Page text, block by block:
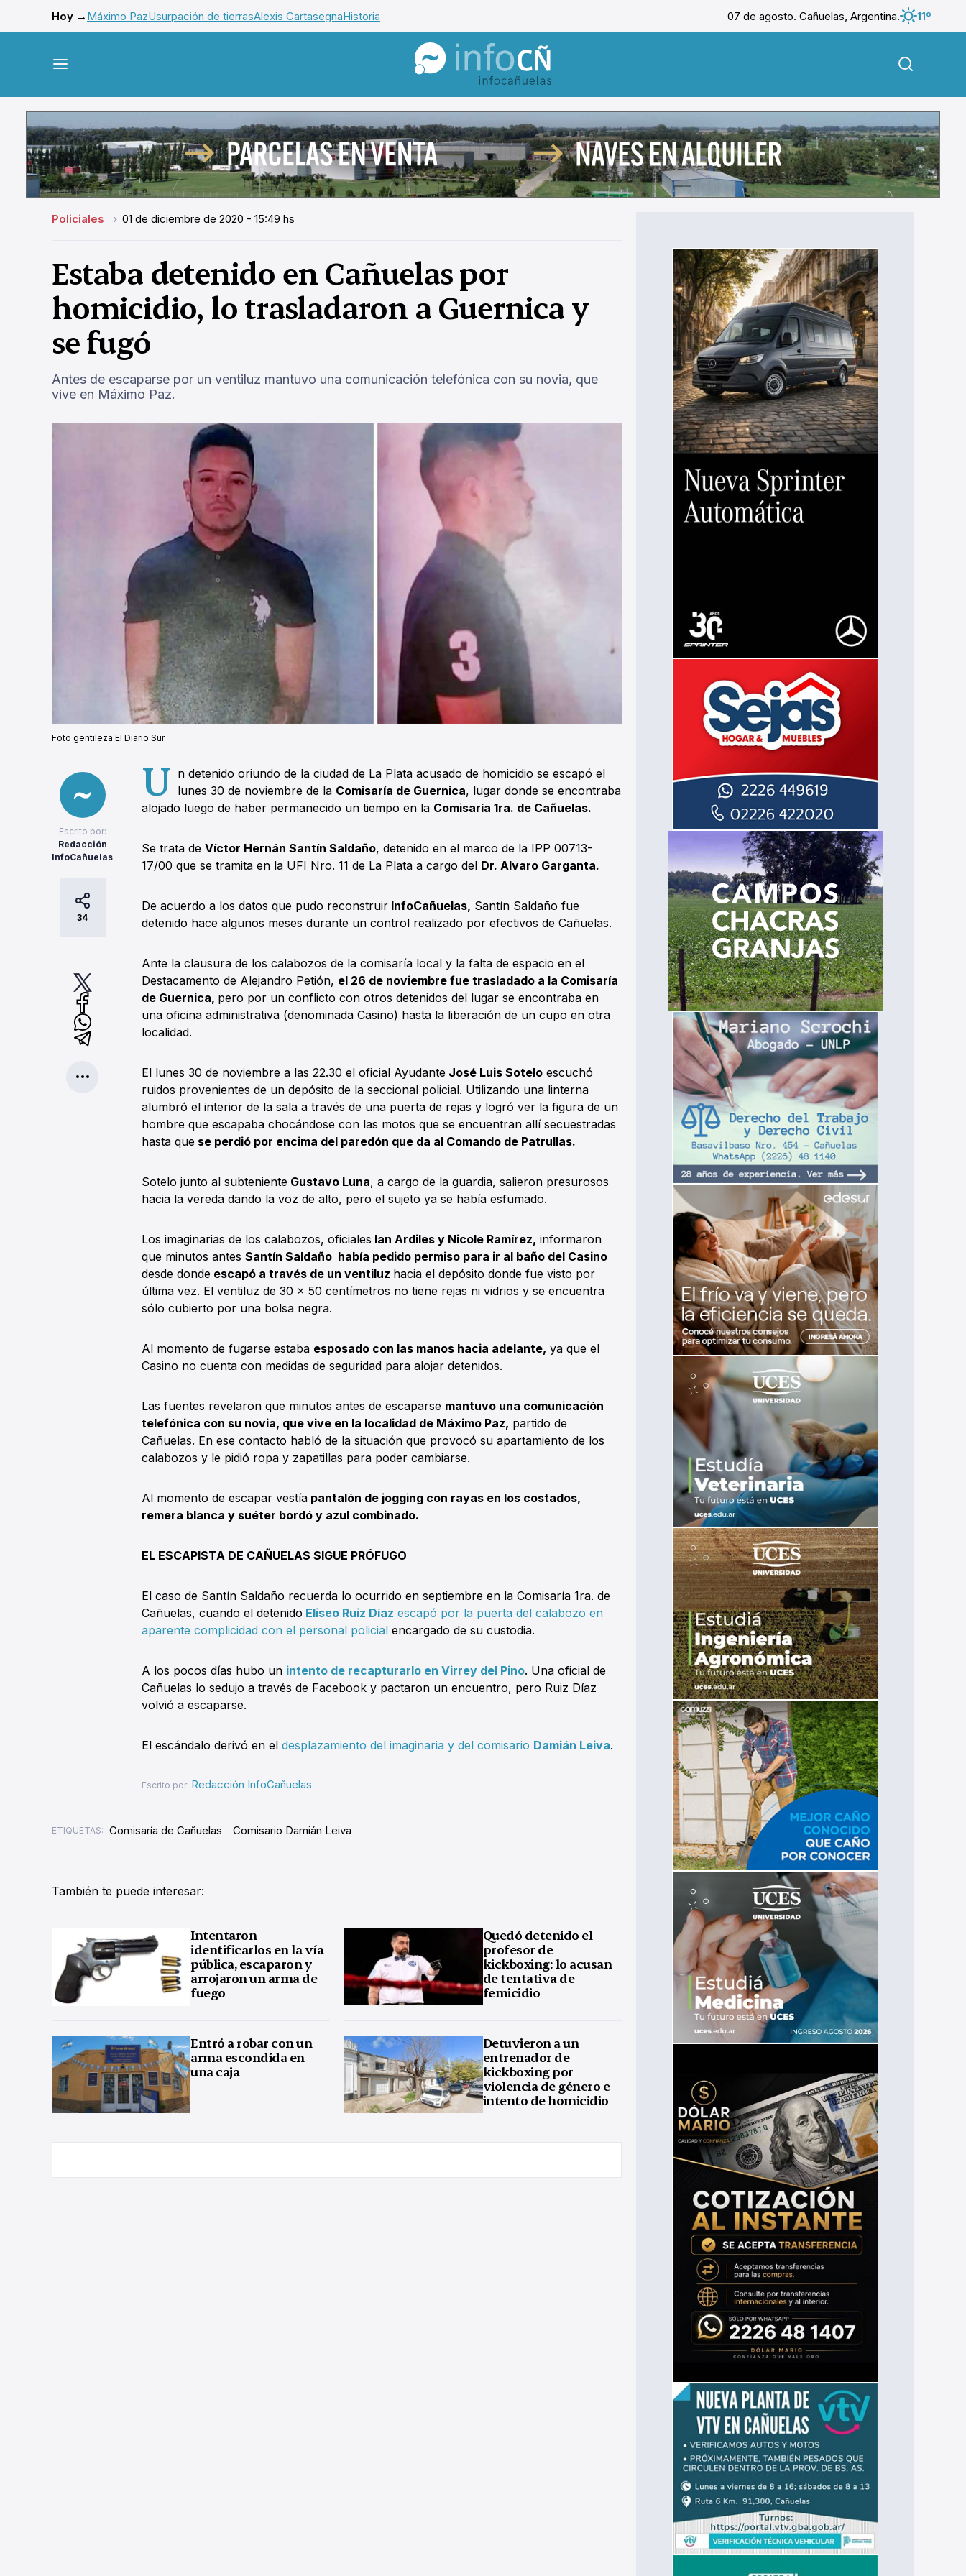
Hoy → Máximo PazUsurpación de tierrasAlexis CartasegnaHistoria 07 de agosto. Cañuelas, Argentina.
11º
InfoCañuelas
Policiales 01 de diciembre de 2020 - 15:49 hs
Estaba detenido en Cañuelas por
homicidio, lo trasladaron a Guernica y
se fugó
Antes de escaparse por un ventiluz mantuvo una comunicación telefónica con su novia, que
vive en Máximo Paz.
Foto gentileza El Diario Sur
Escrito por:
Redacción
InfoCañuelas
34
U n detenido oriundo de la ciudad de La Plata acusado de homicidio se escapó el
lunes 30 de noviembre de la Comisaría de Guernica, lugar donde se encontraba
alojado luego de haber permanecido un tiempo en la Comisaría 1ra. de Cañuelas.
Se trata de Víctor Hernán Santín Saldaño, detenido en el marco de la IPP 00713-
17/00 que se tramita en la UFI Nro. 11 de La Plata a cargo del Dr. Alvaro Garganta.
De acuerdo a los datos que pudo reconstruir InfoCañuelas, Santín Saldaño fue
detenido hace algunos meses durante un control realizado por efectivos de Cañuelas.
Ante la clausura de los calabozos de la comisaría local y la falta de espacio en el
Destacamento de Alejandro Petión, el 26 de noviembre fue trasladado a la Comisaría
de Guernica, pero por un conflicto con otros detenidos del lugar se encontraba en
una oficina administrativa (denominada Casino) hasta la liberación de un cupo en otra
localidad.
El lunes 30 de noviembre a las 22.30 el oficial Ayudante José Luis Sotelo escuchó
ruidos provenientes de un depósito de la seccional policial. Utilizando una linterna
alumbró el interior de la sala a través de una puerta de rejas y logró ver la figura de un
hombre que escapaba chocándose con las motos que se encuentran allí secuestradas
hasta que se perdió por encima del paredón que da al Comando de Patrullas.
Sotelo junto al subteniente Gustavo Luna, a cargo de la guardia, salieron presurosos
hacia la vereda dando la voz de alto, pero el sujeto ya se había esfumado.
Los imaginarias de los calabozos, oficiales Ian Ardiles y Nicole Ramírez, informaron
que minutos antes Santín Saldaño había pedido permiso para ir al baño del Casino
desde donde escapó a través de un ventiluz hacia el depósito donde fue visto por
última vez. El ventiluz de 30 x 50 centímetros no tiene rejas ni vidrios y se encuentra
sólo cubierto por una bolsa negra.
Al momento de fugarse estaba esposado con las manos hacia adelante, ya que el
Casino no cuenta con medidas de seguridad para alojar detenidos.
Las fuentes revelaron que minutos antes de escaparse mantuvo una comunicación
telefónica con su novia, que vive en la localidad de Máximo Paz, partido de
Cañuelas. En ese contacto habló de la situación que provocó su apartamiento de los
calabozos y le pidió ropa y zapatillas para poder cambiarse.
Al momento de escapar vestía pantalón de jogging con rayas en los costados,
remera blanca y suéter bordó y azul combinado.
EL ESCAPISTA DE CAÑUELAS SIGUE PRÓFUGO
El caso de Santín Saldaño recuerda lo ocurrido en septiembre en la Comisaría 1ra. de
Cañuelas, cuando el detenido Eliseo Ruiz Díaz escapó por la puerta del calabozo en
aparente complicidad con el personal policial encargado de su custodia.
A los pocos días hubo un intento de recapturarlo en Virrey del Pino. Una oficial de
Cañuelas lo sedujo a través de Facebook y pactaron un encuentro, pero Ruiz Díaz
volvió a escaparse.
El escándalo derivó en el desplazamiento del imaginaria y del comisario Damián Leiva.
Escrito por: Redacción InfoCañuelas
ETIQUETAS: Comisaría de Cañuelas Comisario Damián Leiva
También te puede interesar:
Intentaron
identificarlos en la vía
pública, escaparon y
arrojaron un arma de
fuego
Quedó detenido el
profesor de
kickboxing: lo acusan
de tentativa de
femicidio
Entró a robar con un
arma escondida en
una caja
Detuvieron a un
entrenador de
kickboxing por
violencia de género e
intento de homicidio